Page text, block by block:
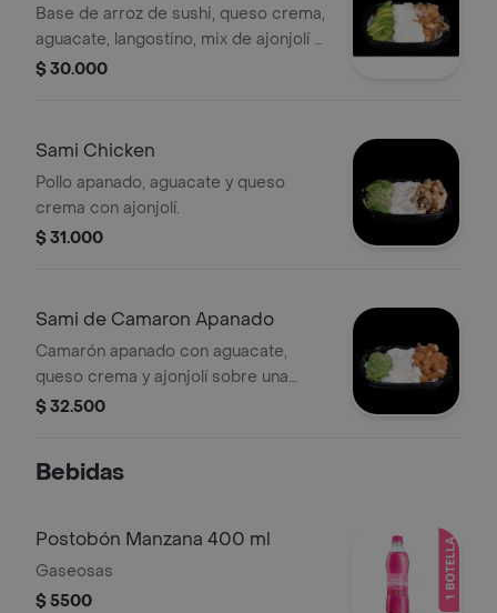
Base de arroz de sushi, queso crema,
aguacate, langostino, mix de ajonjolí y
sésamo.
$ 30.000
Sami Chicken
Pollo apanado, aguacate y queso
crema con ajonjolí.
$ 31.000
Sami de Camaron Apanado
Camarón apanado con aguacate,
queso crema y ajonjolí sobre una
base de arroz.
$ 32.500
Bebidas
Postobón Manzana 400 ml
Gaseosas
$ 5500